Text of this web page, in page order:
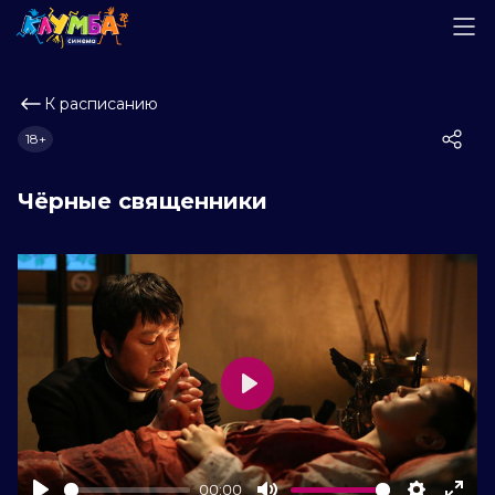
К расписанию
Чёрные священники
18+
00:00
Play